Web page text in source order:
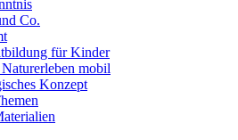
Co.
für Kinder
mobil
Konzept